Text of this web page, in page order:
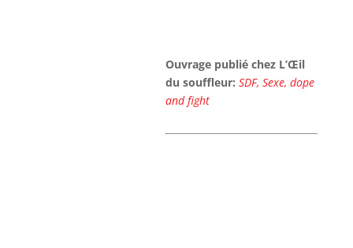
Ouvrage publié chez L’Œil
du souffleur: SDF, Sexe, dope
and fight